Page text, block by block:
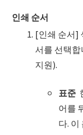
인쇄 순서
[인쇄 순서]
서를 선택
지원).
표준
어를
다.